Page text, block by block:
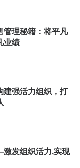
離、孤立，這個組
銳，受 到外來侵犯
來一致對外的局
在競爭中求得的生
增強組織的凝聚
組織是因為他覺得
因此，一個能滿足
巨大的吸引力，其
地位、等級越高，
管理秘籍：将平凡
业绩
建强活力组织，打
发组织活力,实现